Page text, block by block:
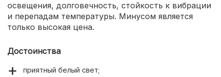
освещения, долговечность, стойкость к вибрации
и перепадам температуры. Минусом является
только высокая цена.
Достоинства
приятный белый свет;